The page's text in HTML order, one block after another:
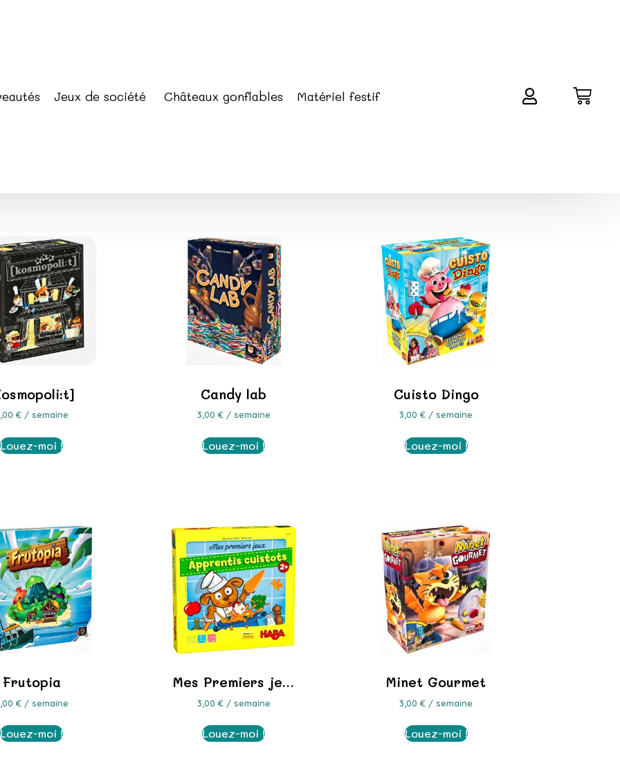
Jeux de société Châteaux gonflables Matériel festif
Alimentation
€/ semaine
Louez-moi !
Candy lab
3,00 €/ semaine
Louez-moi !
Cuisto Dingo
3,00€ / semaine
Louez-moi !
Frutopia
€/ semaine
Louez-moi !
Mes Premiers je…
3,00 €/ semaine
Louez-moi !
Minet Gourmet
3,00€ / semaine
Louez-moi !